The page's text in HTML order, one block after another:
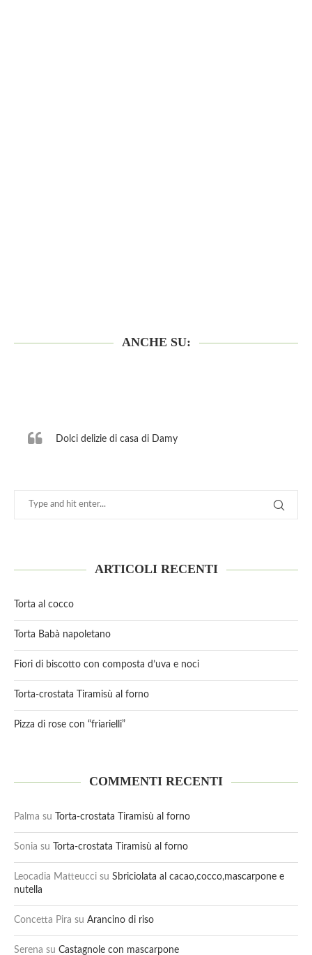
ANCHE SU:
Dolci delizie di casa di Damy
ARTICOLI RECENTI
Torta al cocco
Torta Babà napoletano
Fiori di biscotto con composta d’uva e noci
Torta-crostata Tiramisù al forno
Pizza di rose con “friarielli”
COMMENTI RECENTI
Palma su Torta-crostata Tiramisù al forno
Sonia su Torta-crostata Tiramisù al forno
Leocadia Matteucci su Sbriciolata al cacao,cocco,mascarpone e
nutella
Concetta Pira su Arancino di riso
Serena su Castagnole con mascarpone